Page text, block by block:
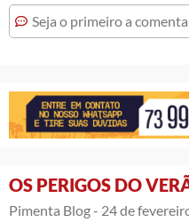
Seja o primeiro a
OS PERIGOS DO
Pimenta Blog - 24 de